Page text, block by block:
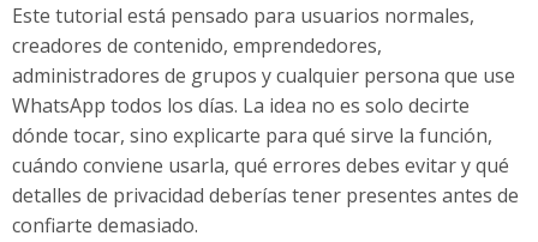
Este tutorial está pensado para usuarios normales,
creadores de contenido, emprendedores,
administradores de grupos y cualquier persona que use
WhatsApp todos los días. La idea no es solo decirte
dónde tocar, sino explicarte para qué sirve la función,
cuándo conviene usarla, qué errores debes evitar y qué
detalles de privacidad deberías tener presentes antes de
confiarte demasiado.